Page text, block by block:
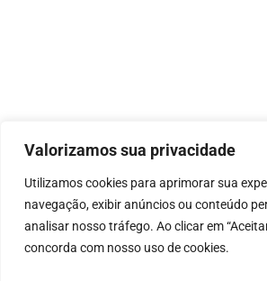
Valorizamos sua privacidade
Utilizamos cookies para aprimorar sua
navegação, exibir anúncios ou conteúdo
analisar nosso tráfego. Ao clicar em
concorda com nosso uso de cookies.